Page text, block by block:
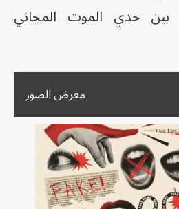
بين حدي الموت المجاني
معرض الصور